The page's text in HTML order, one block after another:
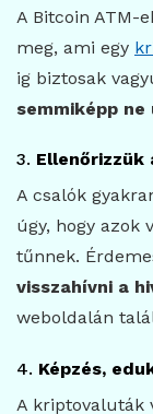
A Bitcoin ATM-
meg, ami egy
ig biztosak
semmiképp
3. Ellenőrizzük
A csalók
úgy, hogy azok
tűnnek.
visszahívni a
weboldalán
4. Képzés,
A kriptovaluták